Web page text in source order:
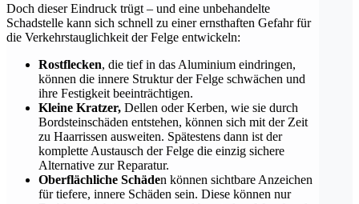
Doch dieser Eindruck trügt – und eine unbehandelte
Schadstelle kann sich schnell zu einer ernsthaften Gefahr für
die Verkehrstauglichkeit der Felge entwickeln:
Rostflecken, die tief in das Aluminium eindringen,
können die innere Struktur der Felge schwächen und
ihre Festigkeit beeinträchtigen.
Kleine Kratzer, Dellen oder Kerben, wie sie durch
Bordsteinschäden entstehen, können sich mit der Zeit
zu Haarrissen ausweiten. Spätestens dann ist der
komplette Austausch der Felge die einzig sichere
Alternative zur Reparatur.
Oberflächliche Schäden können sichtbare Anzeichen
für tiefere, innere Schäden sein. Diese können nur